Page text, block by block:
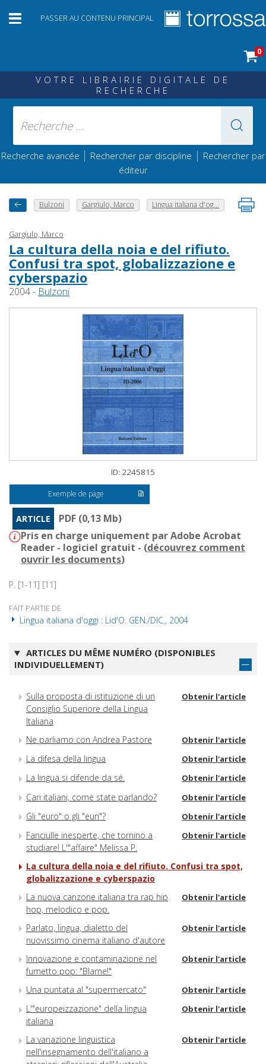
PASSER AU CONTENU PRINCIPAL
0
VOTRE LIBRAIRIE DIGITALE DE
RECHERCHE
Recherche avancée | Rechercher par discipline | Rechercher par
éditeur
Bulzoni Gargiulo, Marco Lingua italiana d'og...
Gargiulo, Marco
La cultura della noia e del rifiuto.
Confusi tra spot, globalizzazione e
cyberspazio
2004 - Bulzoni
ID: 2245815
Exemple de page
ARTICLE
PDF (0,13 Mb)
Pris en charge uniquement par Adobe Acrobat
Reader - logiciel gratuit - (découvrez comment
ouvrir les documents)
P. [1-11] [11]
FAIT PARTIE DE
Lingua italiana d'oggi : Lid'O. GEN./DIC., 2004
ARTICLES DU MÊME NUMÉRO (DISPONIBLES
INDIVIDUELLEMENT)
Sulla proposta di istituzione di un
Consiglio Superiore della Lingua
Italiana
Obtenir l'article
Ne parliamo con Andrea Pastore Obtenir l'article
La difesa della lingua Obtenir l'article
La lingua si difende da sé. Obtenir l'article
Cari italiani, come state parlando? Obtenir l'article
Gli "euro" o gli "euri"? Obtenir l'article
Fanciulle inesperte, che tornino a
studiare! L'"affaire" Melissa P.
Obtenir l'article
La cultura della noia e del rifiuto. Confusi tra spot,
globalizzazione e cyberspazio
La nuova canzone italiana tra rap hip
hop, melodico e pop.
Obtenir l'article
Parlato, lingua, dialetto del
nuovissimo cinema italiano d'autore
Obtenir l'article
Innovazione e contaminazione nel
fumetto pop: "Blame!"
Obtenir l'article
Una puntata al "supermercato" Obtenir l'article
L'"europeizzazione" della lingua
italiana
Obtenir l'article
La variazione linguistica
nell'insegnamento dell'italiano a
Obtenir l'article